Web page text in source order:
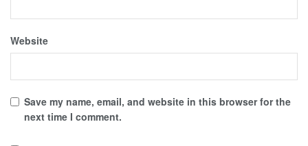
Website
Save my name, email, and website in this browser for the
next time I comment.